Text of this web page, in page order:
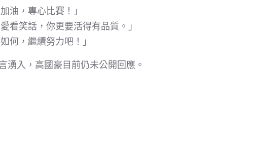
加油，專心比賽！」
愛看笑話，你更要活得有品質。」
如何，繼續努力吧！」
湧入，高國豪目前仍未公開回應。